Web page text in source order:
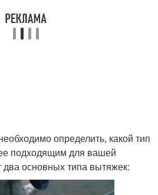
определить, какой тип
подходящим для вашей
два основных типа вытяжек: